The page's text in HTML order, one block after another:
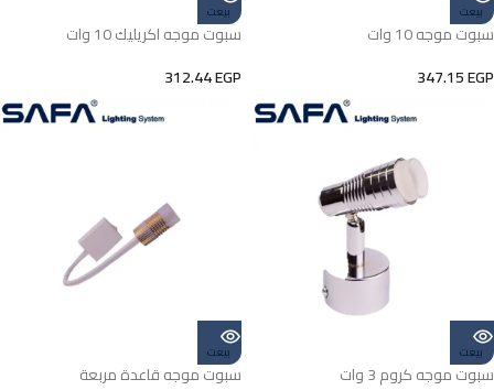
بيعت
سبوت موجه 10 وات
347.15EGP
بيعت
سبوت موجه اكريليك 10 وات
312.44EGP
بيعت
سبوت موجه كروم 3 وات
بيعت
سبوت موجه قاعدة مربعة